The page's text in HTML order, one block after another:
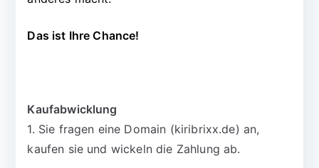
Das ist Ihre Chance!
Kaufabwicklung
1. Sie fragen eine Domain (kiribrixx.de) an,
kaufen sie und wickeln die Zahlung ab.